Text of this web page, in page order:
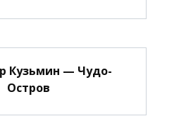
Кузьмин — Чудо-
Остров